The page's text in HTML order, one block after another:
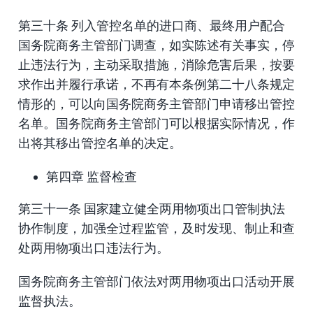
第三十条 列入管控名单的进口商、最终用户配合
国务院商务主管部门调查，如实陈述有关事实，停
止违法行为，主动采取措施，消除危害后果，按要
求作出并履行承诺，不再有本条例第二十八条规定
情形的，可以向国务院商务主管部门申请移出管控
名单。国务院商务主管部门可以根据实际情况，作
出将其移出管控名单的决定。
第四章 监督检查
第三十一条 国家建立健全两用物项出口管制执法
协作制度，加强全过程监管，及时发现、制止和查
处两用物项出口违法行为。
国务院商务主管部门依法对两用物项出口活动开展
监督执法。